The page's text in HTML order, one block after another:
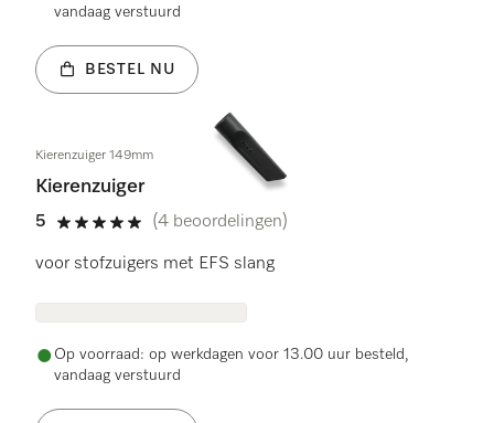
vandaag verstuurd
BESTEL NU
Kierenzuiger 149mm
Kierenzuiger
5
5 sterren op 5
(4 beoordelingen)
voor stofzuigers met EFS slang
Op voorraad: op werkdagen voor 13.00 uur besteld,
vandaag verstuurd